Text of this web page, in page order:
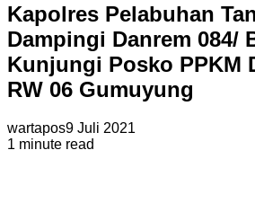
Kapolres Pelabuhan
Dampingi Danrem 084/
Kunjungi Posko PPKM
RW 06 Gumuyung
wartapos9 Juli 2021
1 minute read